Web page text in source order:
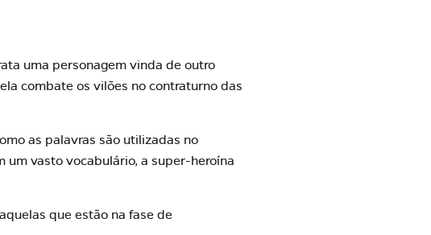
uma personagem vinda de outro
combate os vilões no contraturno das
as palavras são utilizadas no
um vasto vocabulário, a super-heroína
que estão na fase de